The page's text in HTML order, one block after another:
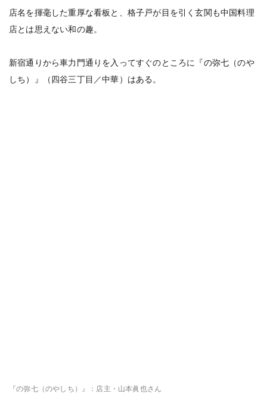
店名を揮毫した重厚な看板と、格子戸が目を引く玄関も中国料理
店とは思えない和の趣。
新宿通りから車力門通りを入ってすぐのところに『の弥七（のや
しち）』（四谷三丁目／中華）はある。
『の弥七（のやしち）』：店主・山本眞也さん